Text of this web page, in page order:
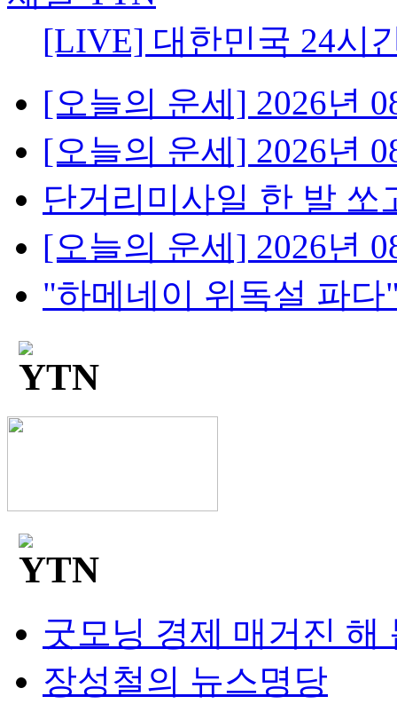
[LIVE] 대한민국 24시
[오늘의 운세] 2026년
[오늘의 운세] 2026년
단거리미사일 한 발 쏘
[오늘의 운세] 2026년
"하메네이 위독설 파다
굿모닝 경제 매거진 해
장성철의 뉴스명당